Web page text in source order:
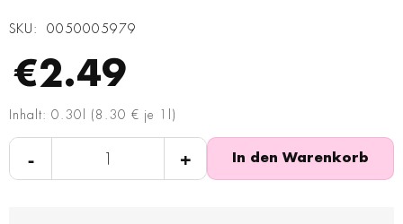
SKU 0050005979
€2.49
Inhalt: 0.30l (8.30 € je 1l)
- + In den Warenkorb
springen